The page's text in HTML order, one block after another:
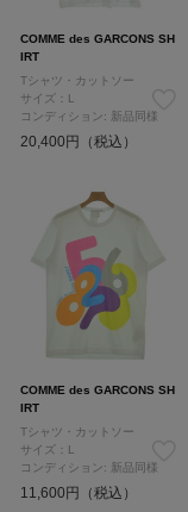
COMME des GARCONS SH
IRT
Tシャツ・カットソー
サイズ：L
コンディション: 新品同様
20,400円（税込）
COMME des GARCONS SH
IRT
Tシャツ・カットソー
サイズ：L
コンディション: 新品同様
11,600円（税込）